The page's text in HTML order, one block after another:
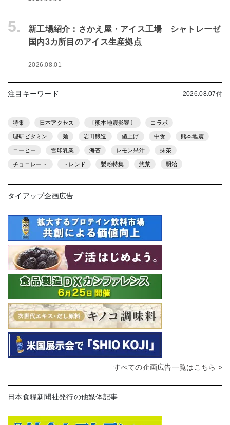
5.
新工場紹介：さかえ屋・アイス工場 シャトレーゼ
国内3カ所目のアイス生産拠点
2026.08.01
注目キーワード 2026.08.07付
特集 日本アクセス 〔熊本地震影響〕 コラボ
理研ビタミン 麺 岩田醸造 値上げ 中食 熊本地震
コーヒー 雪印乳業 海苔 レモン果汁 抹茶
チョコレート トレンド 製粉特集 惣菜 明治
タイアップ企画広告
すべての企画広告一覧はこちら >
日本食糧新聞社発行の他媒体記事